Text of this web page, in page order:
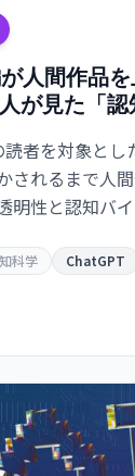
人間作品
が見た「認
者を対象とし
されるまで人
明性と認知バ
科学 ChatGPT